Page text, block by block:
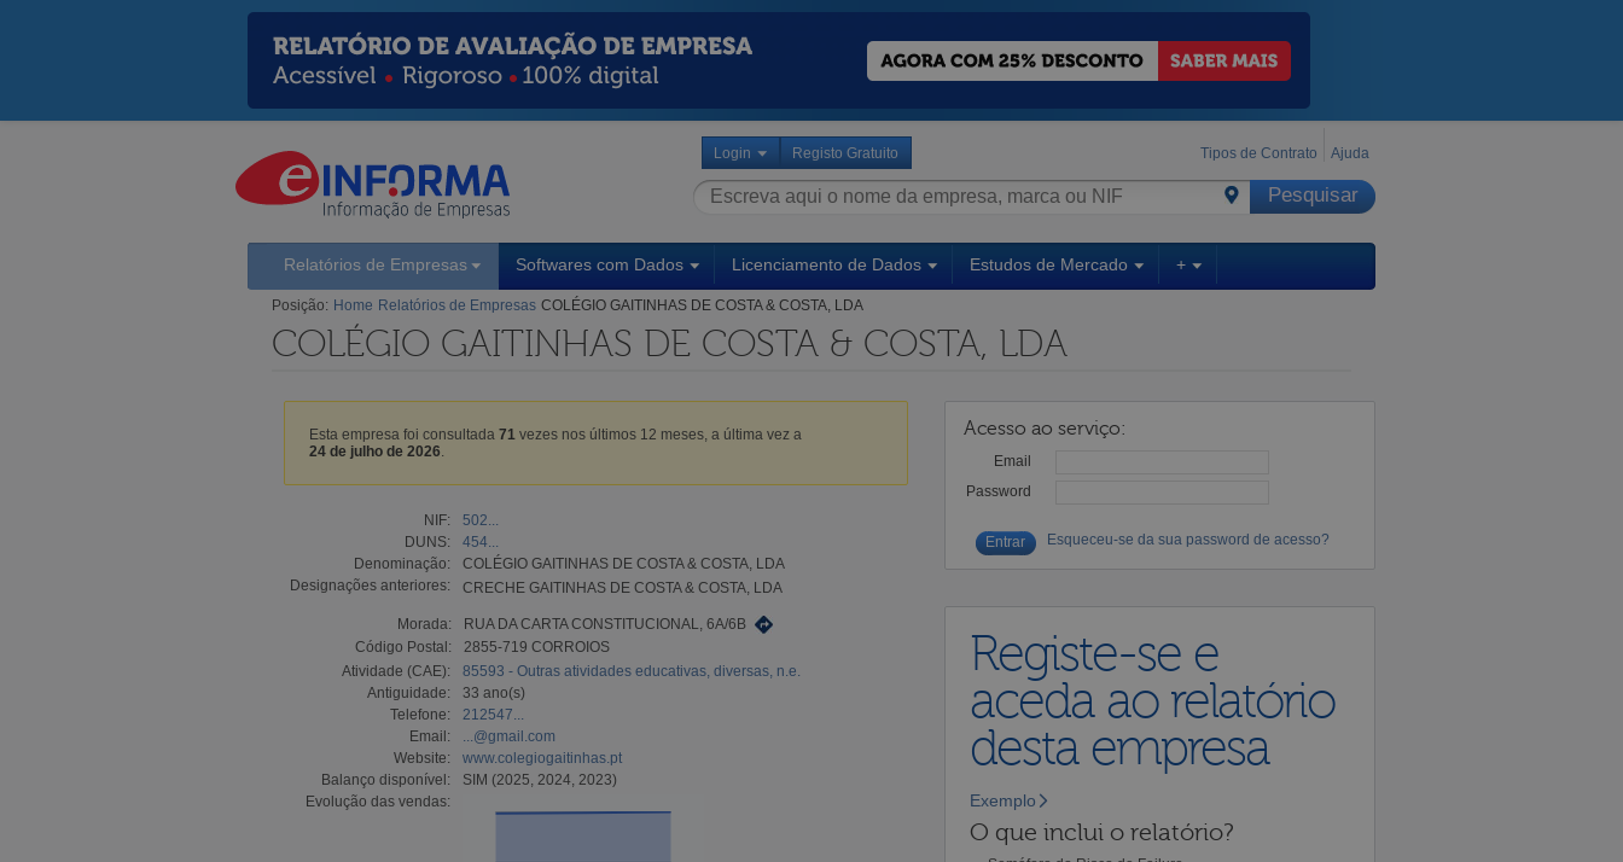
Login Registo Gratuito Tipos de Contrato Ajuda
Relatórios de Empresas Softwares com Dados Licenciamento de Dados Estudos de Mercado +
Posição: Home Relatórios de Empresas COLÉGIO GAITINHAS DE COSTA & COSTA, LDA
COLÉGIO GAITINHAS DE COSTA & COSTA, LDA
Esta empresa foi consultada 71 vezes nos últimos 12 meses, a última vez a
24 de julho de 2026
NIF:
502...
DUNS:
454...
Denominação:
COLÉGIO GAITINHAS DE COSTA & COSTA, LDA
Designações anteriores:
CRECHE GAITINHAS DE COSTA & COSTA, LDA
Morada:
RUA DA CARTA CONSTITUCIONAL, 6A/6B
Código Postal:
2855-719 CORROIOS
Atividade (CAE):
85593 - Outras atividades educativas, diversas, n.e.
Antiguidade:
33 ano(s)
Telefone:
212547...
Email:
...@gmail.com
Website:
www.colegiogaitinhas.pt
Balanço disponível:
SIM (2025, 2024, 2023)
Evolução das vendas:
Acesso ao serviço:
Email
Password
Esqueceu-se da sua password de acesso?
Registe-se e
aceda ao relatório
desta empresa
Exemplo
O que inclui o relatório?